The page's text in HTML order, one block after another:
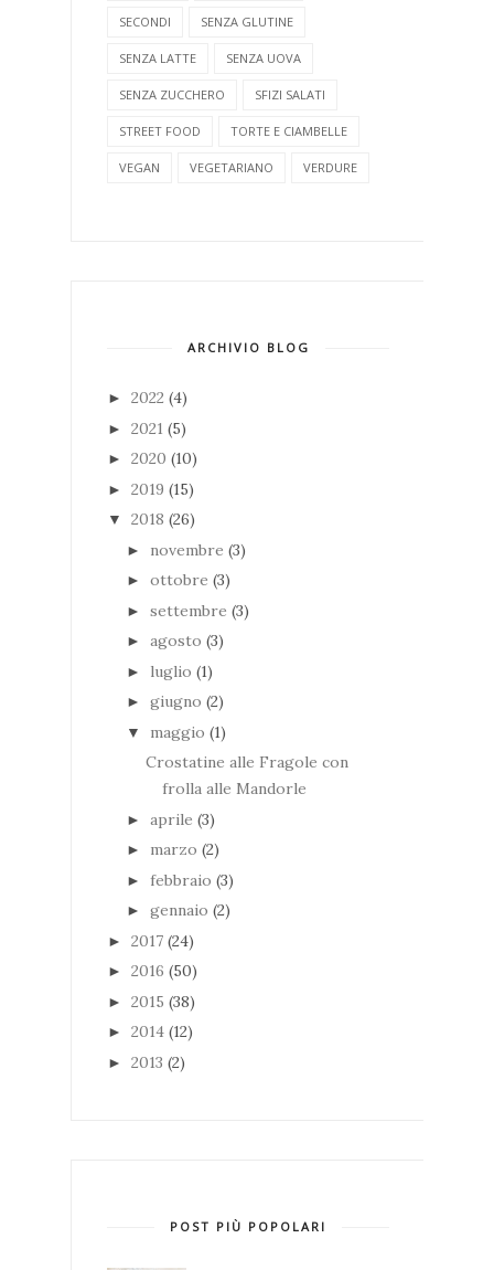
SECONDI SENZA GLUTINE
SENZA LATTE SENZA UOVA
SENZA ZUCCHERO SFIZI SALATI
STREET FOOD TORTE E CIAMBELLE
VEGAN VEGETARIANO VERDURE
ARCHIVIO BLOG
► 2022 (4)
► 2021 (5)
► 2020 (10)
► 2019 (15)
▼ 2018 (26)
► novembre (3)
► ottobre (3)
► settembre (3)
► agosto (3)
► luglio (1)
► giugno (2)
▼ maggio (1)
Crostatine alle Fragole con
frolla alle Mandorle
► aprile (3)
► marzo (2)
► febbraio (3)
► gennaio (2)
► 2017 (24)
► 2016 (50)
► 2015 (38)
► 2014 (12)
► 2013 (2)
POST PIÙ POPOLARI